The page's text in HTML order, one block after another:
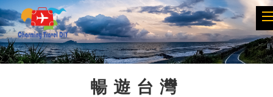
Previous Next
暢遊台灣